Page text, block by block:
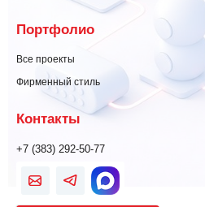
Портфолио
Все проекты
Фирменный стиль
Контакты
+7 (383) 292-50-77